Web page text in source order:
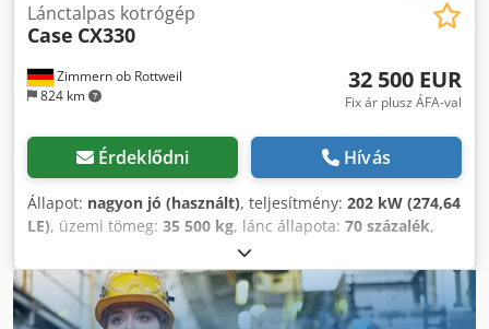
Zimmern ob Rottweil
824 km
Lánctalpas kotrógép
Case CX330
32 500 EUR
Fix ár plusz ÁFA-val
Érdeklődni Hívás
Állapot: nagyon jó (használt), teljesítmény: 202 kW (274,64
LE), üzemi tömeg: 35 500 kg, lánc állapota: 70 százalék,
, üzemórák:9 139 h
légkondicionálás, CASE CX330 Gyártási év: 2006 Üzemórák:
9139 óra Zárt fülke Klímaberendezés Rádió Központi kenés
Standard kar Karhossz: 3,30 m Teljes hidraulikus rendszer